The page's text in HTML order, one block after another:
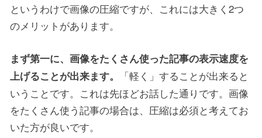
というわけで画像の圧縮ですが、これには大きく2つ
のメリットがあります。
まず第一に、画像をたくさん使った記事の表示速度を
上げることが出来ます。
「軽く」することが出来ると
いうことです。これは先ほどお話した通りです。画像
をたくさん使う記事の場合は、圧縮は必須と考えてお
いた方が良いです。